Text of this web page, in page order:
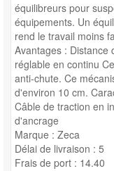
équilibreurs pour
équipements. Un
rend le travail moins
Avantages : Distance
réglable en continu
anti-chute. Ce
d'environ 10 cm.
Câble de traction en
d'ancrage
Marque : Zeca
Délai de livraison : 5
Frais de port : 14.40